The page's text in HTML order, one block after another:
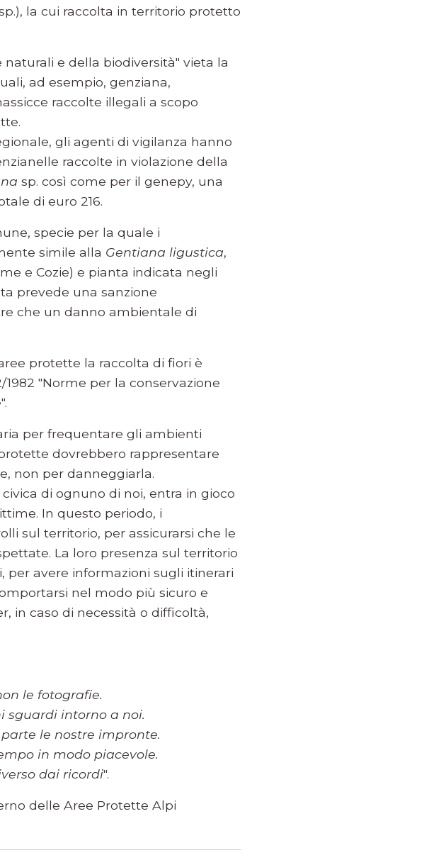
la cui raccolta in territorio protetto
naturali e della biodiversità" vieta la
ad esempio, genziana,
raccolte illegali a scopo
gli agenti di vigilanza hanno
raccolte in violazione della
sp. così come per il genepy, una
di euro 216.
specie per la quale i
simile alla Gentiana ligustica,
e Cozie) e pianta indicata negli
prevede una sanzione
che un danno ambientale di
protette la raccolta di fiori è
"Norme per la conservazione
per frequentare gli ambienti
dovrebbero rappresentare
non per danneggiarla.
di ognuno di noi, entra in gioco
In questo periodo, i
sul territorio, per assicurarsi che le
La loro presenza sul territorio
avere informazioni sugli itinerari
nel modo più sicuro e
in caso di necessità o difficoltà,
le fotografie.
sguardi intorno a noi.
le nostre impronte.
in modo piacevole.
dai ricordi".
delle Aree Protette Alpi